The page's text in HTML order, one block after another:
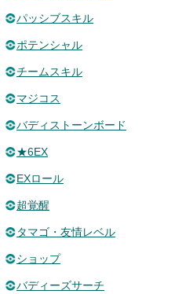
パッシブスキル
ポテンシャル
チームスキル
マジコス
バディストーンボード
★6EX
EXロール
超覚醒
タマゴ・友情レベル
ショップ
バディーズサーチ